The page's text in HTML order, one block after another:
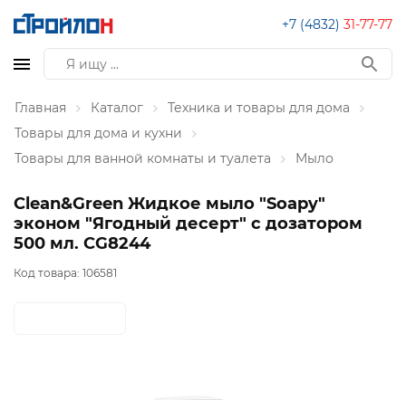
+7 (4832) 31-77-77
Главная Каталог
Техника и товары для дома
Товары для дома и кухни
Товары для ванной комнаты и туалета
Мыло
Clean&Green Жидкое мыло "Soapy"
эконом "Ягодный десерт" с дозатором
500 мл. CG8244
Код товара: 106581